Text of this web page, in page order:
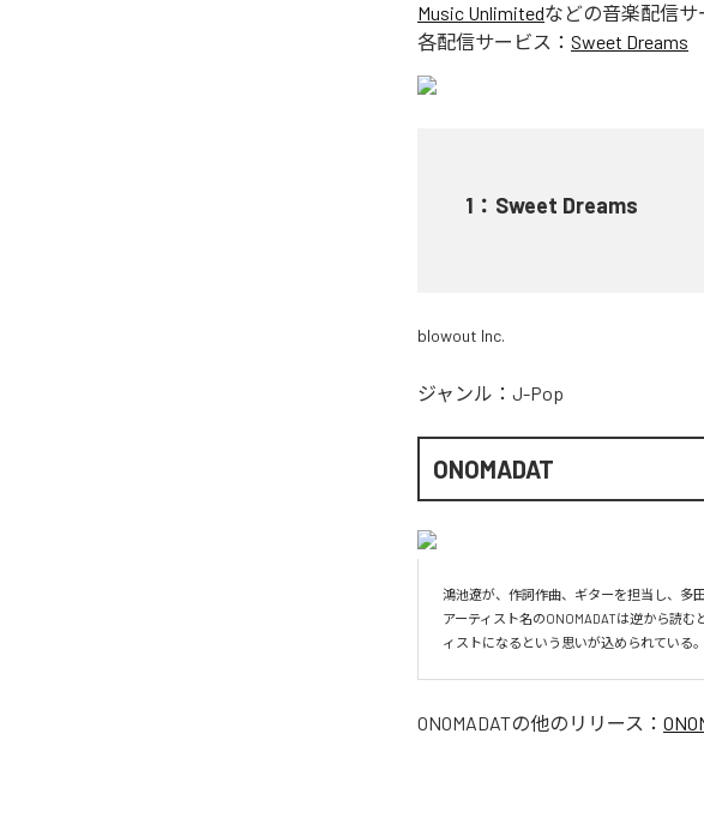
Music Unlimitedなどの音楽配信サ
各配信サービス： Sweet Dreams
1 ： Sweet Dreams
blowout Inc.
ジャンル： J-Pop
ONOMADAT
鴻池遼が、作詞作曲、ギターを担当し、多
アーティスト名のONOMADATは逆から読む
ィストになるという思いが込められている。
ONOMADATの他のリリース：